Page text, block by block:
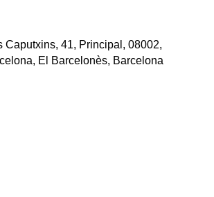
Caputxins, 41, Principal, 08002,
El Barcelonès, Barcelona